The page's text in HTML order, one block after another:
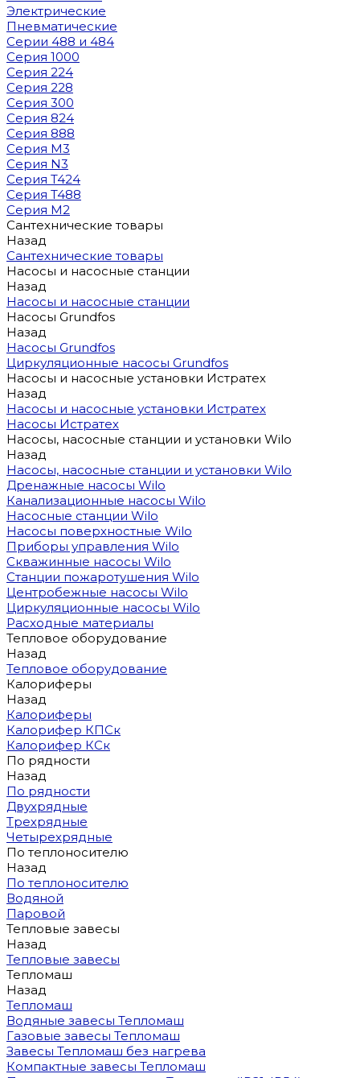
Электрические
Пневматические
Серии 488 и 484
Серия 1000
Серия 224
Серия 228
Серия 300
Серия 824
Серия 888
Серия M3
Серия N3
Серия T424
Серия T488
Серия М2
Сантехнические товары
Назад
Сантехнические товары
Насосы и насосные станции
Назад
Насосы и насосные станции
Насосы Grundfos
Назад
Насосы Grundfos
Циркуляционные насосы Grundfos
Насосы и насосные установки Истратех
Назад
Насосы и насосные установки Истратех
Насосы Истратех
Насосы, насосные станции и установки Wilo
Назад
Насосы, насосные станции и установки Wilo
Дренажные насосы Wilo
Канализационные насосы Wilo
Насосные станции Wilo
Насосы поверхностные Wilo
Приборы управления Wilo
Скважинные насосы Wilo
Станции пожаротушения Wilo
Центробежные насосы Wilo
Циркуляционные насосы Wilo
Расходные материалы
Тепловое оборудование
Назад
Тепловое оборудование
Калориферы
Назад
Калориферы
Калорифер КПСк
Калорифер КСк
По рядности
Назад
По рядности
Двухрядные
Трехрядные
Четырехрядные
По теплоносителю
Назад
По теплоносителю
Водяной
Паровой
Тепловые завесы
Назад
Тепловые завесы
Тепломаш
Назад
Тепломаш
Водяные завесы Тепломаш
Газовые завесы Тепломаш
Завесы Тепломаш без нагрева
Компактные завесы Тепломаш